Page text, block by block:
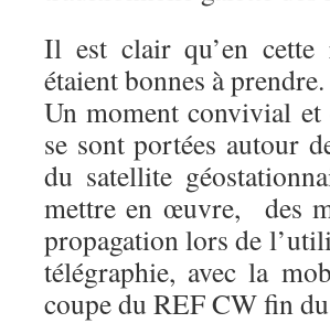
Il est clair qu’en cette
étaient bonnes à prendre.
Un moment convivial et
se sont portées autour
du satellite
mettre en œuvre, des
propagation lors de
télégraphie, avec la
coupe du REF CW fin